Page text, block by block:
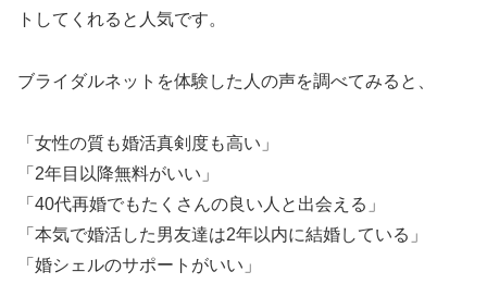
トしてくれると人気です。
ブライダルネットを体験した人の声を調べてみると、
「女性の質も婚活真剣度も高い」
「2年目以降無料がいい」
「40代再婚でもたくさんの良い人と出会える」
「本気で婚活した男友達は2年以内に結婚している」
「婚シェルのサポートがいい」